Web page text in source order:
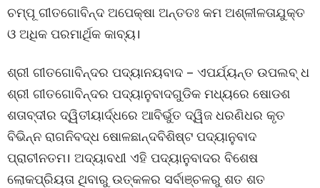
ଚମ୍ପୂ ଗୀତଗୋବିନ୍ଦ ଅପେକ୍ଷା ଅନ୍ତତଃ କମ ଅଶ୍ଳୀଳତାଯୁକ୍ତ
ଓ ଅଧିକ ପରମାର୍ଥିକ କାବ୍ୟ।
ଶ୍ରୀ ଗୀତଗୋବିନ୍ଦର ପଦ୍ୟାନୟବାଦ – ଏପର୍ଯ୍ୟନ୍ତ ଉପଲବ୍ ଧ
ଶ୍ରୀ ଗୀତଗୋବିନ୍ଦର ପଦ୍ୟାନୁବାଦଗୁଡିକ ମଧ୍ୟରେ ଷୋଡଶ
ଶତାବ୍ଦୀର ଦ୍ୱିତୀୟାର୍ଦ୍ଧରେ ଆବିର୍ଭୁତ ଦ୍ୱିଜ ଧରଣିଧର କୃତ
ବିଭିନ୍ନ ରାଗନିବଦ୍ଧ ଷୋଳଛାନ୍ଦବିଶିଷ୍ଟ ପଦ୍ୟାନୁବାଦ
ପ୍ରାଚୀନତମ। ଅଦ୍ୟାବଧୀ ଏହି ପଦ୍ୟାନୁବାଦର ବିଶେଷ
ଲୋକପ୍ରିୟତା ଥିବାରୁ ଉତ୍କଳର ସର୍ବାଞ୍ଚଳରୁ ଶତ ଶତ